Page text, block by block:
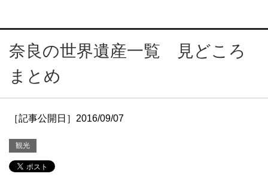
奈良の世界遺産一覧 見どころ
まとめ
［記事公開日］2016/09/07
観光